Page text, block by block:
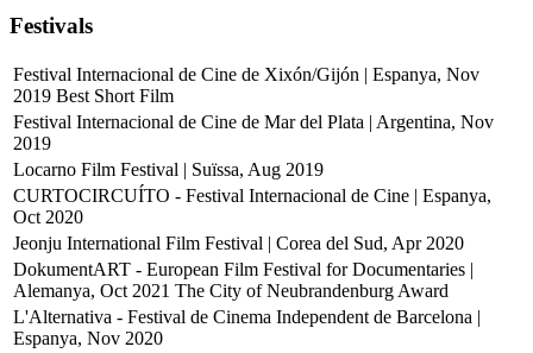
Festivals
Festival Internacional de Cine de Xixón/Gijón | Espanya, Nov
2019 Best Short Film
Festival Internacional de Cine de Mar del Plata | Argentina, Nov
2019
Locarno Film Festival | Suïssa, Aug 2019
CURTOCIRCUÍTO - Festival Internacional de Cine | Espanya,
Oct 2020
Jeonju International Film Festival | Corea del Sud, Apr 2020
DokumentART - European Film Festival for Documentaries |
Alemanya, Oct 2021 The City of Neubrandenburg Award
L'Alternativa - Festival de Cinema Independent de Barcelona |
Espanya, Nov 2020